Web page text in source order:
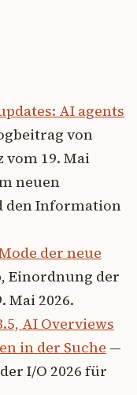
AI agents
von
vom 19. Mai
neuen
den Information
der neue
Einordnung der
Mai 2026.
AI Overviews
in der Suche —
I/O 2026 für